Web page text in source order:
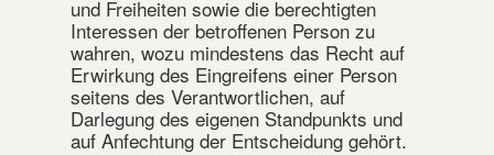
und Freiheiten sowie die berechtigten
Interessen der betroffenen Person zu
wahren, wozu mindestens das Recht auf
Erwirkung des Eingreifens einer Person
seitens des Verantwortlichen, auf
Darlegung des eigenen Standpunkts und
auf Anfechtung der Entscheidung gehört.